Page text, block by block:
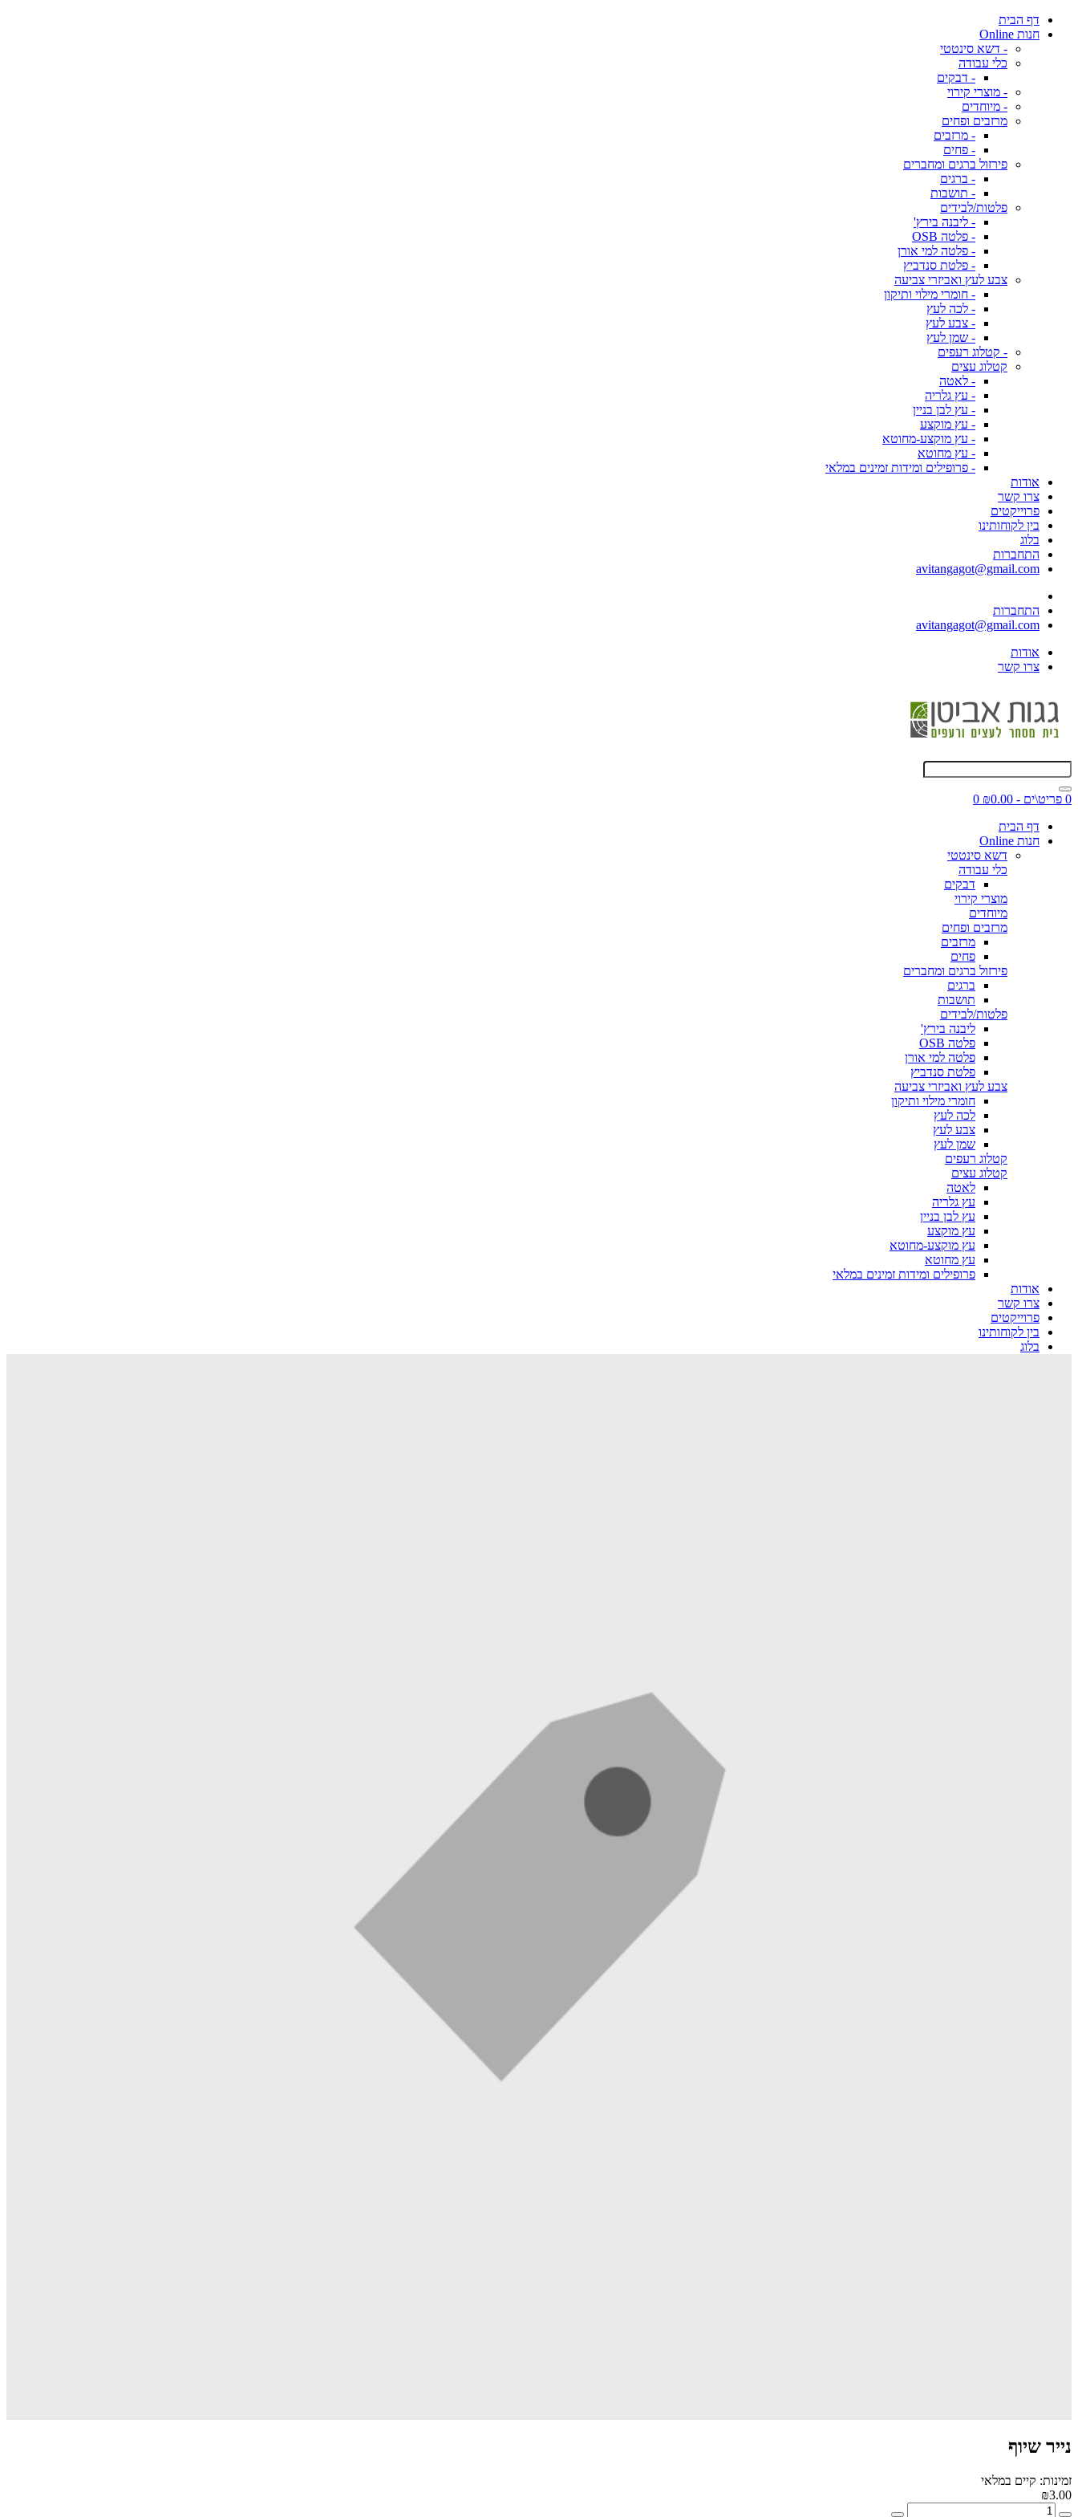
דף הבית
חנות Online
- דשא סינטטי
כלי עבודה
- דבקים
- מוצרי קירוי
- מיוחדים
מרזבים ופחים
- מרזבים
- פחים
פירזול ברגים ומחברים
- ברגים
- תושבות
פלטות/לבידים
- ליבנה בירץ'
- פלטה OSB
- פלטה למי אורן
- פלטת סנדביץ
צבע לעץ ואביזרי צביעה
- חומרי מילוי ותיקון
- לכה לעץ
- צבע לעץ
- שמן לעץ
- קטלוג רעפים
קטלוג עצים
- לאטה
- עץ גלריה
- עץ לבן בניין
- עץ מוקצע
- עץ מוקצע-מחוטא
- עץ מחוטא
- פרופילים ומידות זמינים במלאי
אודות
צרו קשר
פרוייקטים
בין לקוחותינו
בלוג
התחברות
avitangagot@gmail.com
התחברות
avitangagot@gmail.com
אודות
צרו קשר
0 פריט\ים - ₪0.00
0
דף הבית
חנות Online
דשא סינטטי
כלי עבודה
דבקים
מוצרי קירוי
מיוחדים
מרזבים ופחים
מרזבים
פחים
פירזול ברגים ומחברים
ברגים
תושבות
פלטות/לבידים
ליבנה בירץ'
פלטה OSB
פלטה למי אורן
פלטת סנדביץ
צבע לעץ ואביזרי צביעה
חומרי מילוי ותיקון
לכה לעץ
צבע לעץ
שמן לעץ
קטלוג רעפים
קטלוג עצים
לאטה
עץ גלריה
עץ לבן בניין
עץ מוקצע
עץ מוקצע-מחוטא
עץ מחוטא
פרופילים ומידות זמינים במלאי
אודות
צרו קשר
פרוייקטים
בין לקוחותינו
בלוג
נייר שיוף
זמינות: קיים במלאי
₪3.00